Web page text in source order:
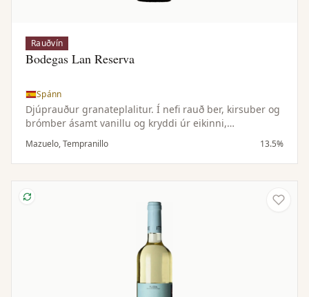
Rauðvín
Bodegas Lan Reserva
Spánn
Djúprauður granateplalitur. Í nefi rauð ber, kirsuber og
brómber ásamt vanillu og kryddi úr eikinni,
líkjörsblautum kirsuberjum, svörtum pipar, tröllatré og
fíkju. Silkimjúk og vel ofin tannín og balsamísk sýra
styðja fulla fyllingu. Þétt byggt, holdugt og
löngu eftirbragði.
Mazuelo, Tempranillo 13.5%